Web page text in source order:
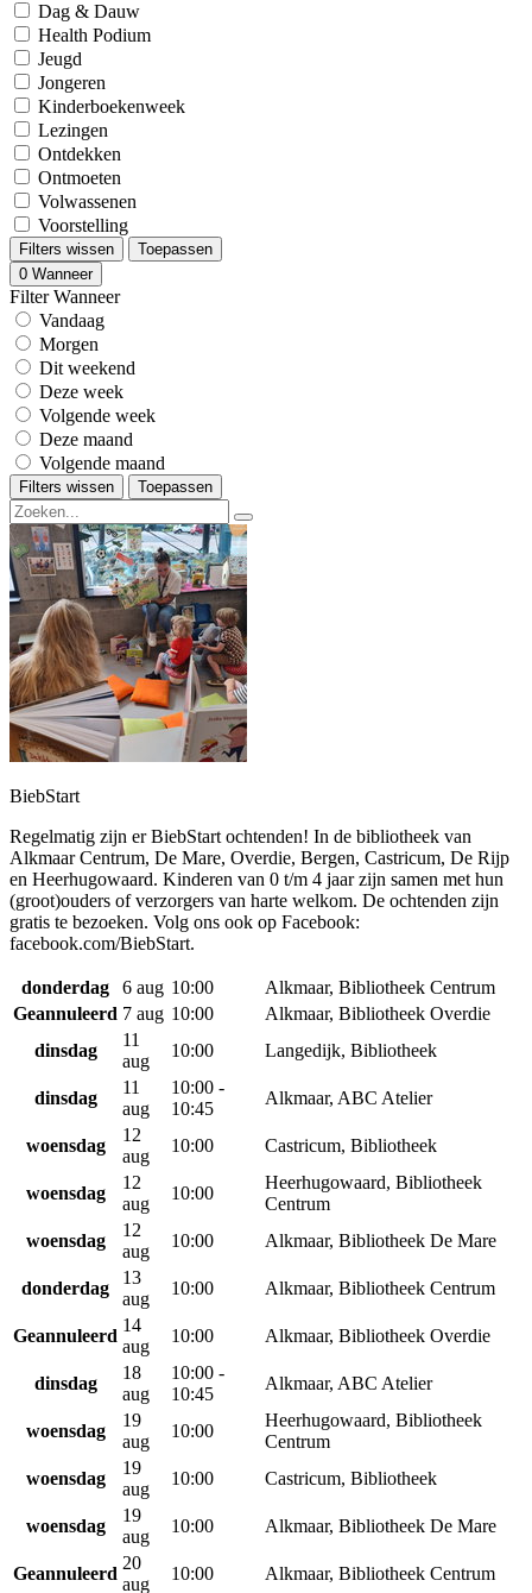
Dag & Dauw
Health Podium
Jeugd
Jongeren
Kinderboekenweek
Lezingen
Ontdekken
Ontmoeten
Volwassenen
Voorstelling
Filters wissen
Toepassen
0 Wanneer
Filter Wanneer
Vandaag
Morgen
Dit weekend
Deze week
Volgende week
Deze maand
Volgende maand
Filters wissen Toepassen
BiebStart
Regelmatig zijn er BiebStart ochtenden! In de bibliotheek van
Alkmaar Centrum, De Mare, Overdie, Bergen, Castricum, De Rijp
en Heerhugowaard. Kinderen van 0 t/m 4 jaar zijn samen met hun
(groot)ouders of verzorgers van harte welkom. De ochtenden zijn
gratis te bezoeken. Volg ons ook op Facebook:
facebook.com/BiebStart.
donderdag 6 aug 10:00
Alkmaar, Bibliotheek Centrum
Geannuleerd 7 aug 10:00
Alkmaar, Bibliotheek Overdie
dinsdag
11
aug
10:00 Langedijk, Bibliotheek
dinsdag
11
aug
10:00 -
10:45
Alkmaar, ABC Atelier
woensdag
12
aug
10:00 Castricum, Bibliotheek
woensdag
12
aug
10:00
Heerhugowaard, Bibliotheek
Centrum
woensdag
12
aug
10:00 Alkmaar, Bibliotheek De Mare
donderdag
13
aug
10:00 Alkmaar, Bibliotheek Centrum
Geannuleerd
14
aug
10:00 Alkmaar, Bibliotheek Overdie
dinsdag
18
aug
10:00 -
10:45
Alkmaar, ABC Atelier
woensdag
19
aug
10:00
Heerhugowaard, Bibliotheek
Centrum
woensdag
19
aug
10:00 Castricum, Bibliotheek
woensdag
19
aug
10:00 Alkmaar, Bibliotheek De Mare
Geannuleerd
20
aug
10:00 Alkmaar, Bibliotheek Centrum